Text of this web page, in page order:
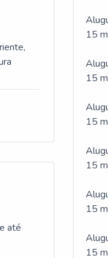
até
15
15
15
15
15
15